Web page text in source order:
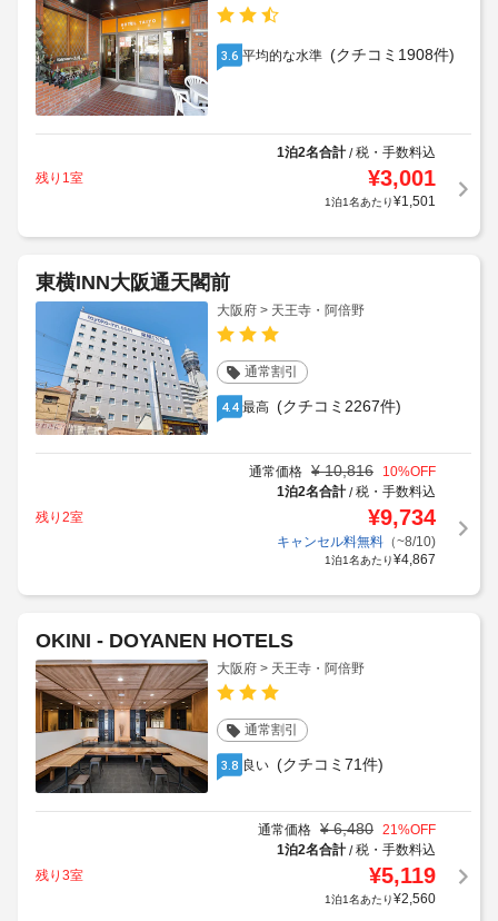
3.6 平均的な水準 (クチコミ1908件)
1泊2名合計/税・手数料込
残り1室
¥3,001
1泊1名あたり¥1,501
東横INN大阪通天閣前
大阪府 > 天王寺・阿倍野
通常割引
4.4 最高 (クチコミ2267件)
通常価格 ¥ 10,816 10%OFF
1泊2名合計/税・手数料込
残り2室
¥9,734
キャンセル料無料（~8/10)
1泊1名あたり¥4,867
OKINI - DOYANEN HOTELS
大阪府 > 天王寺・阿倍野
通常割引
3.8 良い (クチコミ71件)
通常価格 ¥ 6,480 21%OFF
1泊2名合計/税・手数料込
残り3室
¥5,119
1泊1名あたり¥2,560